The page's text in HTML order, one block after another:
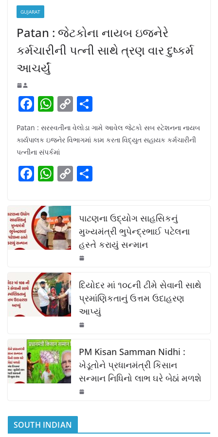
GUJARAT
Patan : જેટકોના નાયબ ઇજનેરે
કર્મચારીની પત્ની સાથે ત્રણ વાર દુષ્કર્મ
આચર્યું
F
c
e
b
o
k
W
h
at
s
A
p
C
o
p
Li
n
h
ar
Patan : સરસ્વતીના વેલોડા ગામે આવેલ જેટકો સબ સ્ટેશનના નાયબ
કાર્યપાલક ઇજનેર વિભાગમાં કામ કરતા વિદ્યુત સહાયક કર્મચારીની
પત્નીના સંપર્કમાં
F
c
e
b
o
o
k
W
at
s
A
p
p
C
y
Li
n
k
e
પાટણના ઉદ્યોગ સાહસિકનું
મુખ્યમંત્રી ભુપેન્દ્રભાઈ પટેલના
હસ્તે કરાયું સન્માન
દિયોદર માં ૧૦૮ની ટીમે સેવાની સાથે
પ્રમાંણિકતાનું ઉત્તમ ઉદાહરણ
આપ્યું
PM Kisan Samman Nidhi :
ખેડૂતોને પ્રધાનમંત્રી કિસાન
સન્માન નિધિનો લાભ ઘરે બેઠાં મળશે
SOUTH INDIAN